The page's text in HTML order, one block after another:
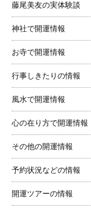
藤尾美友の実体験談
神社で開運情報
お寺で開運情報
行事しきたりの情報
風水で開運情報
心の在り方で開運情報
その他の開運情報
予約状況などの情報
開運ツアーの情報